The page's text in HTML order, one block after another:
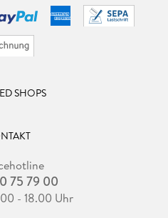
SHOPS
75 79 00
- 18.00 Uhr